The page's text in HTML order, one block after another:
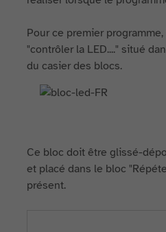
Pour ce premier
"contrôler la LED...." situé
du casier des blocs.
Ce bloc doit être glissé-
et placé dans le bloc
présent.